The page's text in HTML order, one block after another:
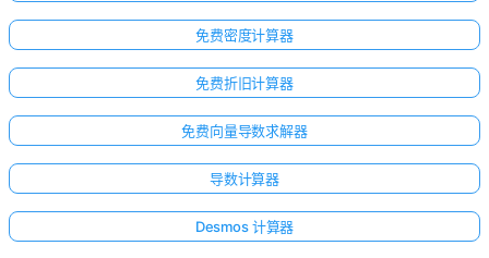
免费密度计算器
免费折旧计算器
免费向量导数求解器
导数计算器
Desmos 计算器